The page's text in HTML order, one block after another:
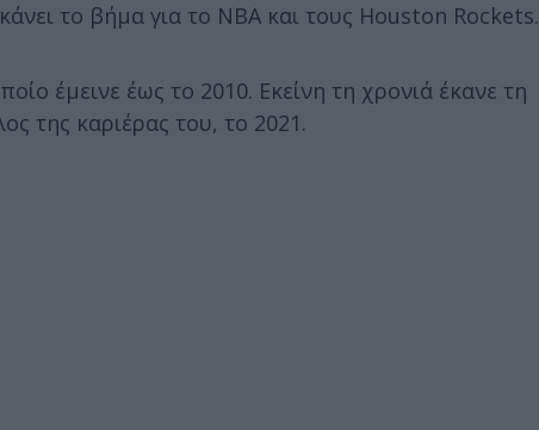
το βήμα για το ΝΒΑ και τους Houston Rockets.
έμεινε έως το 2010. Εκείνη τη χρονιά έκανε τη
της καριέρας του, το 2021.